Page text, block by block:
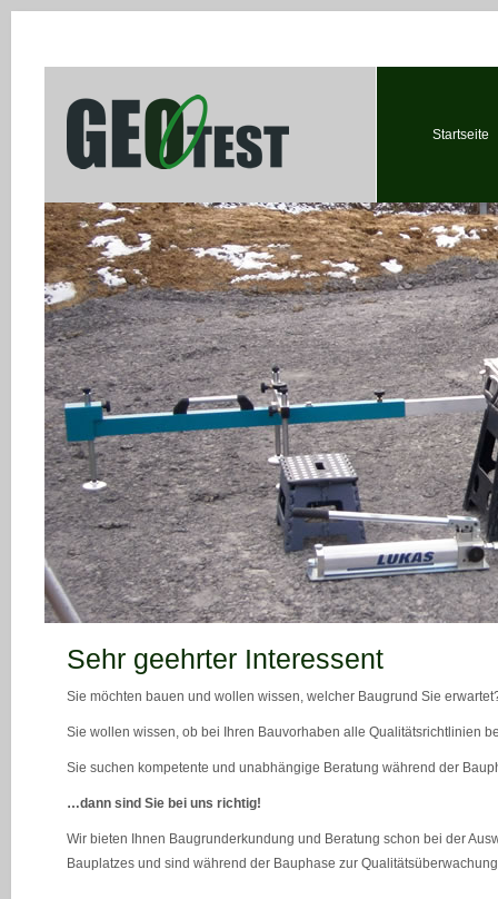
Startseite
Sehr geehrter Interessent
Sie möchten bauen und wollen wissen, welcher Baugrund Sie
Sie wollen wissen, ob bei Ihren Bauvorhaben alle Qualitätsrichtlinien
Sie suchen kompetente und unabhängige Beratung während der
…dann sind Sie bei uns richtig!
Wir bieten Ihnen Baugrunderkundung und Beratung schon bei der
Bauplatzes und sind während der Bauphase zur